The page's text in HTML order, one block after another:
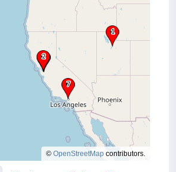
© OpenStreetMap contributors.